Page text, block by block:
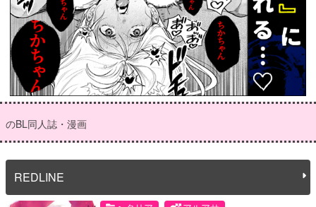
のBL同人誌・漫画
REDLINE